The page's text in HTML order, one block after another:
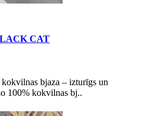
CAT
bjaza – izturīgs un
100% kokvilnas bj..